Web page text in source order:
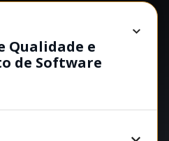
Qualidade e
de Software